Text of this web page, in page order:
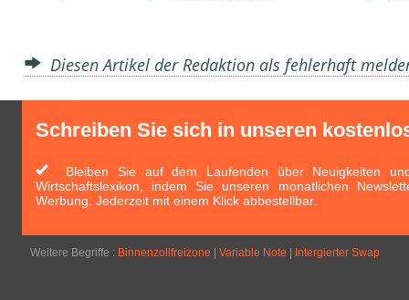
Diesen Artikel der Redaktion als fehlerhaft
Schreiben Sie sich in unseren
Bleiben Sie auf dem Laufenden über Neuigkeiten
Wirtschaftslexikon, indem Sie unseren monatlichen
Werbung. Jederzeit mit einem Klick abbestellbar.
Weitere Begriffe : Binnenzollfreizone Variable Note Intergierter Swap